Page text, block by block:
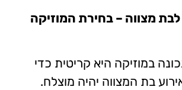
מצווה – בחירת המוזיקה
במוזיקה היא קריטית כדי
בת המצווה יהיה מוצלח.